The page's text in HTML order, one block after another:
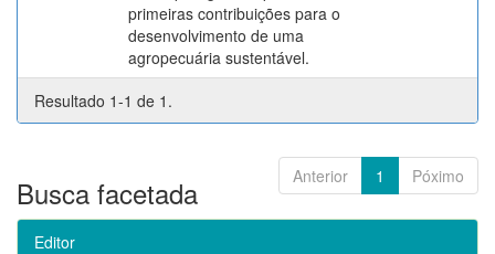
primeiras contribuições para o
desenvolvimento de uma
agropecuária sustentável.
Resultado 1-1 de 1.
Anterior 1 Póximo
Busca facetada
Editor